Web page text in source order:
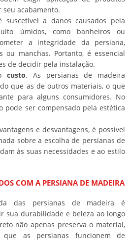
seu acabamento.
a danos causados pela
úmidos, como banheiros ou
a integridade da persiana,
ou manchas. Portanto, é essencial
de decidir pela instalação.
custo. As persianas de madeira
que as de outros materiais, o que
para alguns consumidores. No
pode ser compensado pela estética
e desvantagens, é possível
sobre a escolha de persianas de
às suas necessidades e ao estilo
COM A PERSIANA DE MADEIRA
das persianas de madeira é
sua durabilidade e beleza ao longo
não apenas preserva o material,
que as persianas funcionem de